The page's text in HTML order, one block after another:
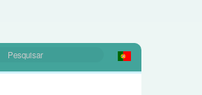
Pesquisar